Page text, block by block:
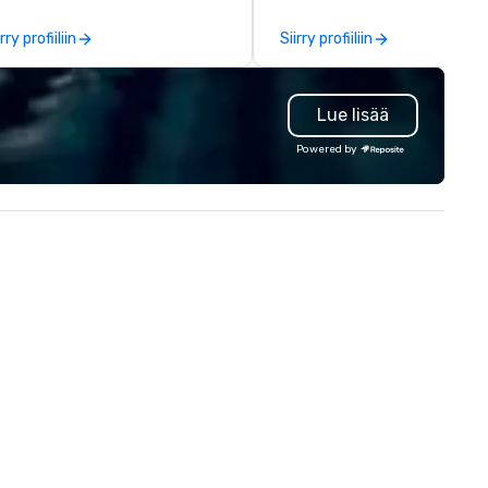
just throwing a party, you’re
one that you and your
will actually remember.
your squad, pick your
and let us handle the rest.
bonding with your
or throwing the kind of
profiiliin
memorable events. Our
experience includes
collaborations with
Toronto, various event
and providing staff
and corporate gifts for Unity
Health, a network of
Toronto. The foundation of our
Siirry profiiliin
Lue lisää
Powered by